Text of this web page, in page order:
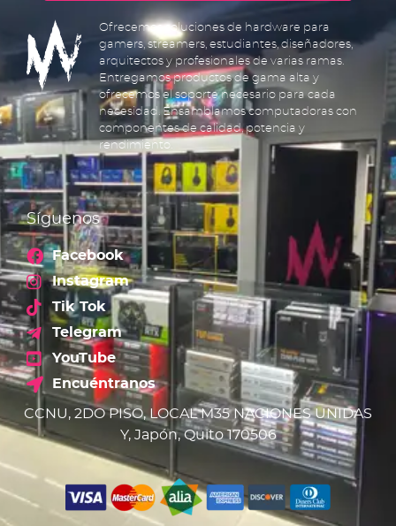
Ofrecemos soluciones de hardware para
gamers, streamers, estudiantes, diseñadores,
arquitectos y profesionales de varias ramas.
Entregamos productos de gama alta y
ofrecemos el soporte necesario para cada
necesidad. Ensamblamos computadoras con
componentes de calidad, potencia y
rendimiento.
Síguenos
Facebook
Instagram
Tik Tok
Telegram
YouTube
Encuéntranos
CCNU, 2DO PISO, LOCAL M35 NACIONES UNIDAS
Y, Japón, Quito 170506